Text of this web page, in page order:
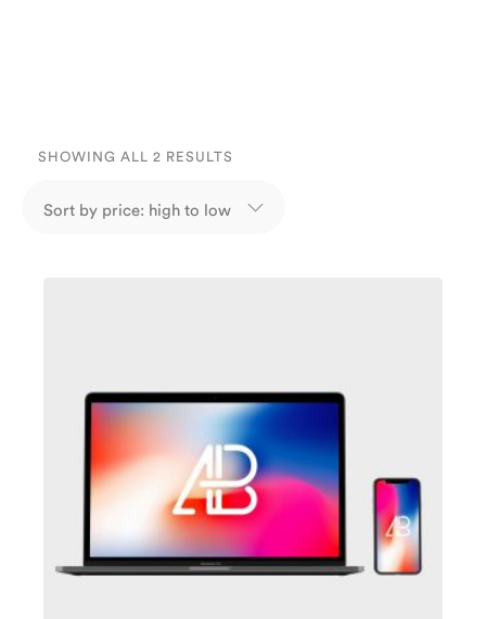
SHOWING ALL 2 RESULTS